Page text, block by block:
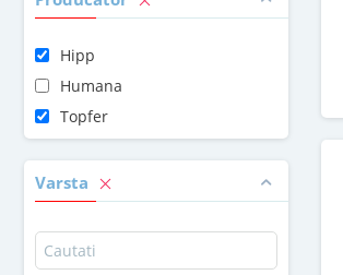
Hipp
Humana
Topfer
Varsta